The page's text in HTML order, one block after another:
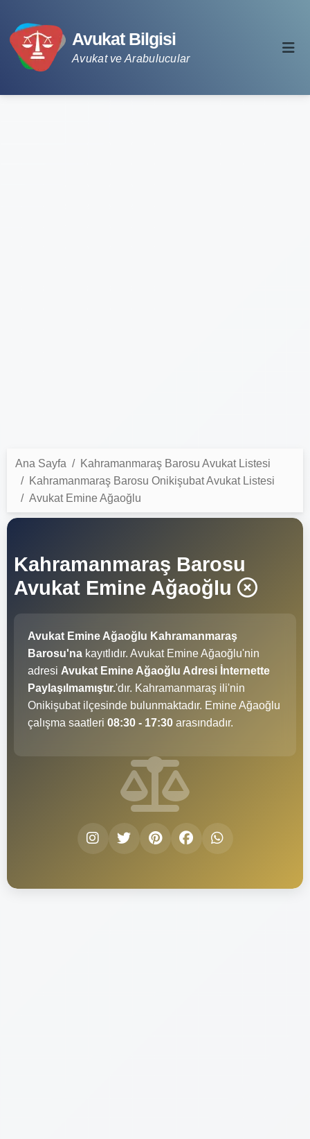
Avukat Bilgisi
Avukat ve Arabulucular
Ana Sayfa
Kahramanmaraş Barosu Avukat Listesi
Kahramanmaraş Barosu Onikişubat Avukat Listesi
Avukat Emine Ağaoğlu
Kahramanmaraş Barosu
Avukat Emine Ağaoğlu
Avukat Emine Ağaoğlu Kahramanmaraş
Barosu'na kayıtlıdır. Avukat Emine Ağaoğlu'nin
adresi Avukat Emine Ağaoğlu Adresi İnternette
Paylaşılmamıştır.'dır. Kahramanmaraş ili'nin
Onikişubat ilçesinde bulunmaktadır. Emine Ağaoğlu
çalışma saatleri 08:30 - 17:30 arasındadır.